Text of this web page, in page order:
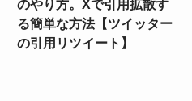
のやり方。Xで引用拡散す
る簡単な方法【ツイッター
の引用リツイート】